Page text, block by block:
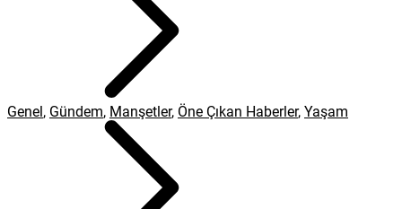
Genel, Gündem, Manşetler, Öne Çıkan Haberler,Yaşam